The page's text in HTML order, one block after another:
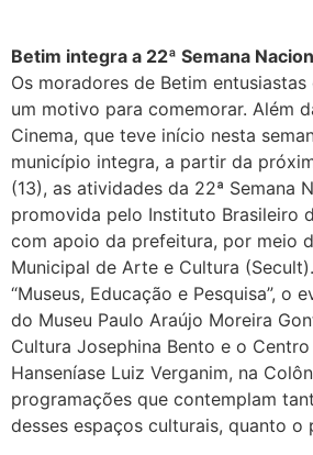
Betim integra a 22ª Semana
Os moradores de Betim
um motivo para comemorar. Além
Cinema, que teve início nesta
município integra, a partir da
(13), as atividades da 22ª Semana
promovida pelo Instituto Brasileiro
com apoio da prefeitura, por meio
Municipal de Arte e Cultura
“Museus, Educação e Pesquisa”, o
do Museu Paulo Araújo Moreira
Cultura Josephina Bento e o
Hanseníase Luiz Verganim, na
programações que contemplam
desses espaços culturais, quanto o